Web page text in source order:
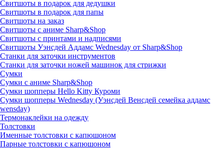
Свитшоты в подарок для дедушки
Свитшоты в подарок для папы
Свитшоты на заказ
Свитшоты с аниме Sharp&Shop
Свитшоты с принтами и надписями
Свитшоты Уэнсдей Аддамс Wednesday от Sharp&Shop
Станки для заточки инструментов
Станки для заточки ножей машинок для стрижки
Сумки
Сумки с аниме Sharp&Shop
Сумки шопперы Hello Kitty Куроми
Сумки шопперы Wednesday (Уэнсдей Венсдей семейка аддамс
wensday)
Термонаклейки на одежду
Толстовки
Именные толстовки с капюшоном
Парные толстовки с капюшоном